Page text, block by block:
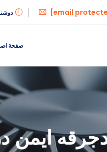
دوشنبه
صفحهٔ
ایمن